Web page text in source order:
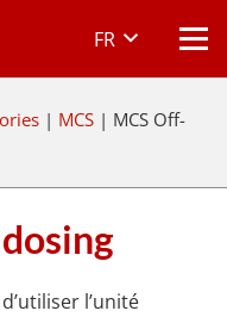
FR
| MCS | MCS Off-
l’unité